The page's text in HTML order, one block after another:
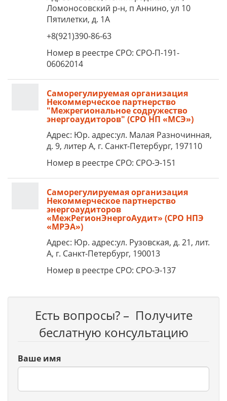
Ломоносовский р-н, п Аннино, ул 10
Пятилетки, д. 1А
+8(921)390-86-63
Номер в реестре СРО: СРО-П-191-
06062014
Саморегулируемая организация
Некоммерческое партнерство
"Межрегиональное содружество
энергоаудиторов" (СРО НП «МСЭ»)
Адрес: Юр. адрес:ул. Малая Разночинная,
д. 9, литер А, г. Санкт-Петербург, 197110
Номер в реестре СРО: СРО-Э-151
Саморегулируемая организация
Некоммерческое партнерство
энергоаудиторов
«МежРегионЭнергоАудит» (СРО НПЭ
«МРЭА»)
Адрес: Юр. адрес:ул. Рузовская, д. 21, лит.
А, г. Санкт-Петербург, 190013
Номер в реестре СРО: СРО-Э-137
Есть вопросы? – Получите
беслатную консультацию
Ваше имя